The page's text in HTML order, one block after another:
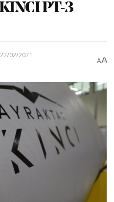
PT-3
22/02/2021
AA